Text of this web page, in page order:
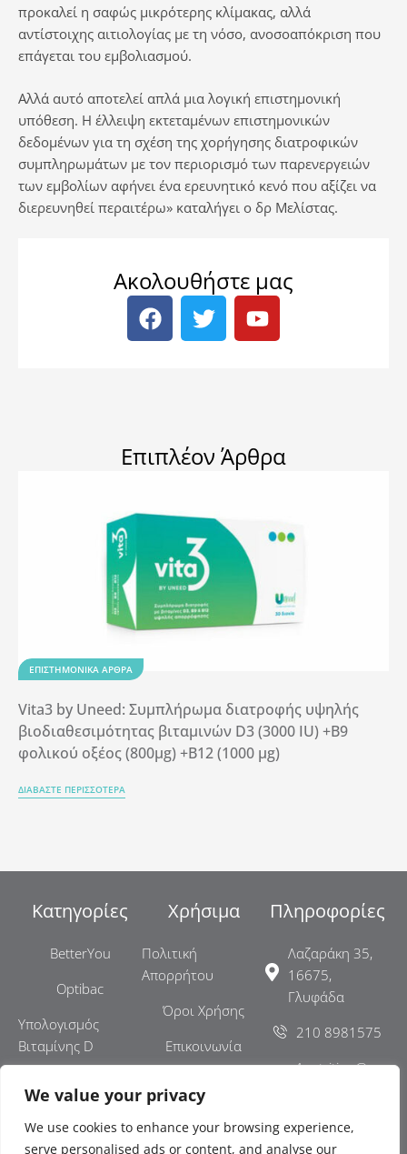
We value your privacy
We use cookies to enhance your browsing experience,
serve personalised ads or content, and analyse our
προκαλεί η σαφώς μικρότερης κλίμακας, αλλά
αντίστοιχης αιτιολογίας με τη νόσο, ανοσοαπόκριση που
επάγεται του εμβολιασμού.
Αλλά αυτό αποτελεί απλά μια λογική επιστημονική
υπόθεση. Η έλλειψη εκτεταμένων επιστημονικών
δεδομένων για τη σχέση της χορήγησης διατροφικών
συμπληρωμάτων με τον περιορισμό των παρενεργειών
των εμβολίων αφήνει ένα ερευνητικό κενό που αξίζει να
διερευνηθεί περαιτέρω» καταλήγει ο δρ Μελίστας.
Ακολουθήστε μας
Επιπλέον Άρθρα
ΕΠΙΣΤΗΜΟΝΙΚΆ ΆΡΘΡΑ
Vita3 by Uneed: Συμπλήρωμα διατροφής υψηλής
βιοδιαθεσιμότητας βιταμινών D3 (3000 IU) +B9
φολικού οξέος (800μg) +B12 (1000 μg)
ΔΙΑΒΑΣΤΕ ΠΕΡΙΣΣΟΤΕΡΑ
Κατηγορίες
BetterYou
Optibac
Υπολογισμός
Βιταμίνης D
Χρήσιμα
Πολιτική
Απορρήτου
Όροι Χρήσης
Επικοινωνία
Πληροφορίες
Λαζαράκη 35,
16675,
Γλυφάδα
210 8981575
x4nutrition@gm
ΓΕΜΗ:
007977501000